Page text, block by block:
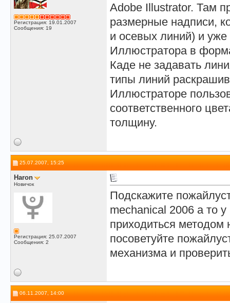
Регистрация: 19.01.2007
Сообщения: 19
Adobe Illustrator. Там
размерные надписи,
и осевых линий) и
Иллюстратора в
Каде не задавать
типы линий
Иллюстраторе
соответственного
толщину.
25.07.2007, 15:25
Haron
Новичок
Регистрация: 25.07.2007
Сообщения: 2
Подскажите
mechanical 2006 а то
приходиться методом
посоветуйте
механизма и
06.11.2007, 14:00